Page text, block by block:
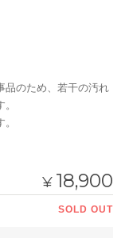
品のため、若干の汚れ
¥ 18,900
SOLD OUT